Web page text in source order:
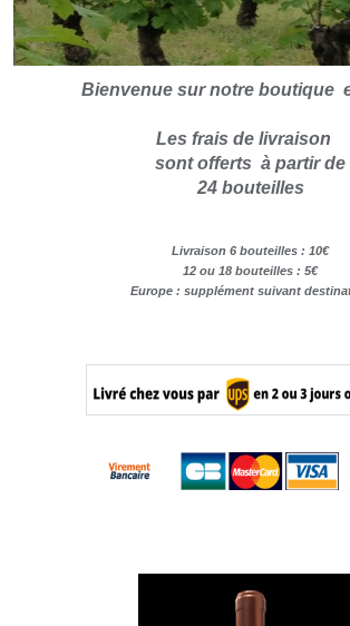
Bienvenue sur notre boutique
Les frais de livraison
sont offerts à partir de
24 bouteilles
Livraison 6 bouteilles : 10€
12 ou 18 bouteilles : 5€
Europe : supplément suivant